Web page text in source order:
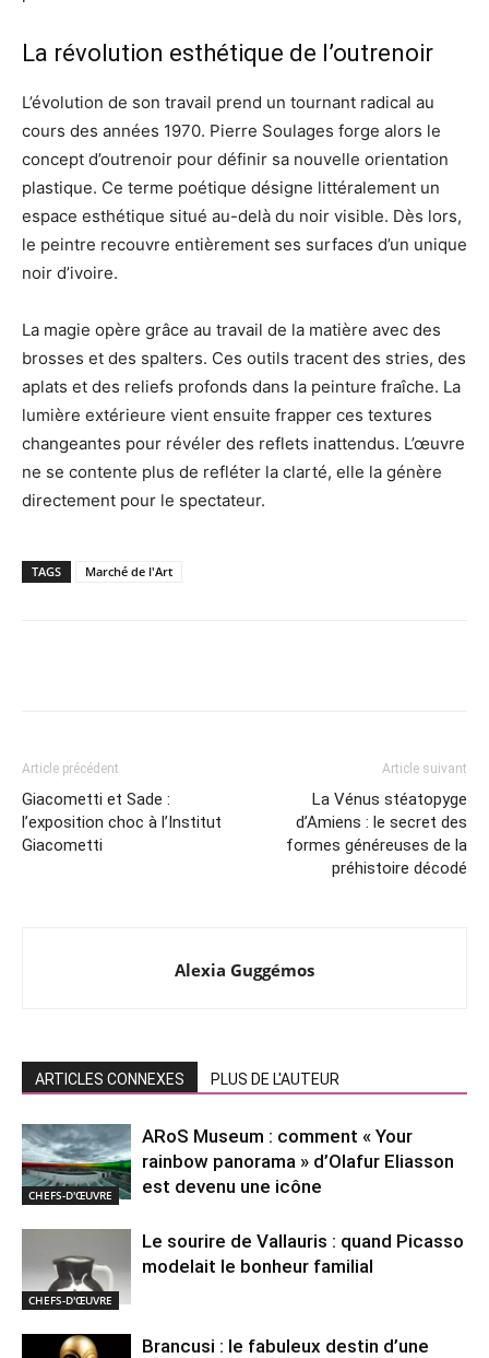
La révolution esthétique de l’outrenoir
L’évolution de son travail prend un tournant radical au
cours des années 1970. Pierre Soulages forge alors le
concept d’outrenoir pour définir sa nouvelle orientation
plastique. Ce terme poétique désigne littéralement un
espace esthétique situé au-delà du noir visible. Dès lors,
le peintre recouvre entièrement ses surfaces d’un unique
noir d’ivoire.
La magie opère grâce au travail de la matière avec des
brosses et des spalters. Ces outils tracent des stries, des
aplats et des reliefs profonds dans la peinture fraîche. La
lumière extérieure vient ensuite frapper ces textures
changeantes pour révéler des reflets inattendus. L’œuvre
ne se contente plus de refléter la clarté, elle la génère
directement pour le spectateur.
TAGS Marché de l'Art
Article précédent
Giacometti et Sade :
l’exposition choc à l’Institut
Giacometti
Article suivant
La Vénus stéatopyge
d’Amiens : le secret des
formes généreuses de la
préhistoire décodé
Alexia Guggémos
ARTICLES CONNEXES PLUS DE L'AUTEUR
CHEFS-D'ŒUVRE
ARoS Museum : comment « Your
rainbow panorama » d’Olafur Eliasson
est devenu une icône
CHEFS-D'ŒUVRE
Le sourire de Vallauris : quand Picasso
modelait le bonheur familial
Brancusi : le fabuleux destin d’une